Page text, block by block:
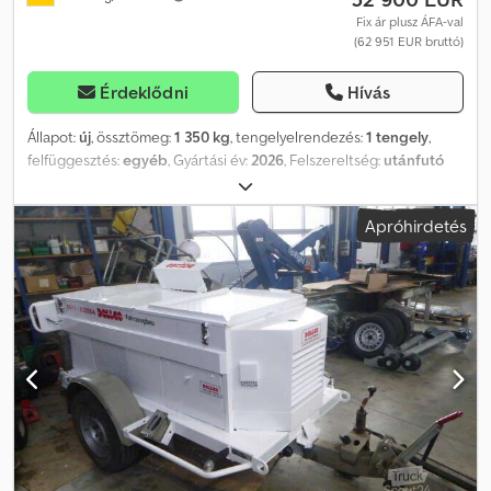
szélesség 1690 mm-ről 3090 mm-re növelhető. (A méretek
utánfutó típustól függően eltérhetnek.) A dobhajtás osztott
kialakítású és szélesítéskor automatikusan követi a szélességet.
Fix ár plusz ÁFA-val
(62 951 EUR bruttó)
Érdeklődni Hívás
Állapot:új, össztömeg:1 350 kg, tengelyelrendezés:1 tengely,
felfüggesztés:egyéb, Gyártási év:2026, Felszereltség: utánfutó
, - Bagela KW 3000 kábelhúzó csörlő - 3800 x 1600 x 1300
mm - EGYENES CSŐVONÓ RÚD - 1 tengelyes futóműre szerelt
kábeldob-csörlő - 100 km/h sebességhez engedélyezett -
Érintőképernyős vezérlés - Nyomtató - 500 méter acélkábel, D =
10 mm - Fokozatmentesen szabályozható húzási sebesség
Dcsdpoikp Absfx Alfsk - Maximum 60 méter/perc - Max. húzóerő:
30 kN - Két külön kihúzható és leengedhető kitámasztóval
történő alátámasztás - Szállítási költség: 1380 euró + ÁFA - Sok
extra kérésre, pl. 1000 m kötél +1590 € - Forgócsuklós
irányítóoszlop - Irányítóoszlop tartó - Előre/stop/vissza rádiós vagy
vezetékes távvezérlés stb. További részletekért kérjük,
érdeklődjön közvetlenül. - Telefon
Apróhirdetés